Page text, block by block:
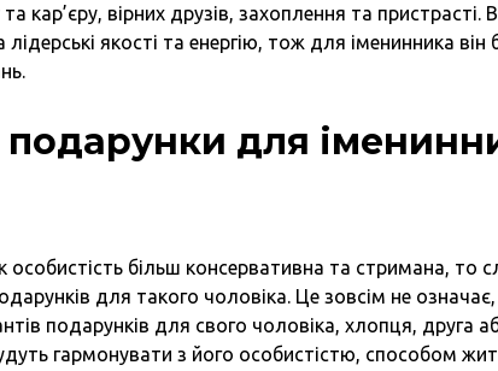
кар’єру, вірних друзів, захоплення та
лідерські якості та енергію, тож для іменинника
подарунки для
більш консервативна та стримана, то
для такого чоловіка. Це зовсім не
подарунків для свого чоловіка, хлопця, друга
гармонувати з його особистістю, способом